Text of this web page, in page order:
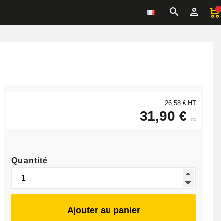
26,58 € HT
31,90 € ttc
Quantité
Ajouter au panier